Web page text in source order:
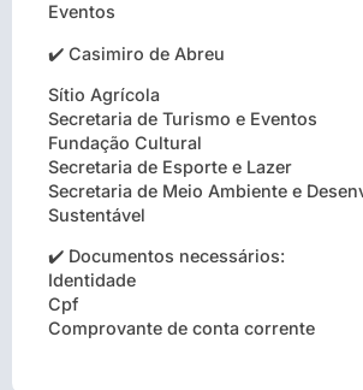
Eventos
✔️ Casimiro de Abreu
Sítio Agrícola
Secretaria de Turismo e Eventos
Fundação Cultural
Secretaria de Esporte e Lazer
Secretaria de Meio Ambiente e
Sustentável
✔️ Documentos necessários:
Identidade
Cpf
Comprovante de conta corrente